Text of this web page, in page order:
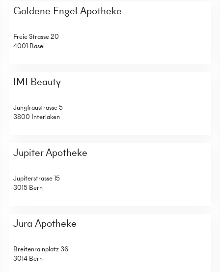
Goldene Engel Apotheke
Freie Strasse 20
4001 Basel
IMI Beauty
Jungfraustrasse 5
3800 Interlaken
Jupiter Apotheke
Jupiterstrasse 15
3015 Bern
Jura Apotheke
Breitenrainplatz 36
3014 Bern